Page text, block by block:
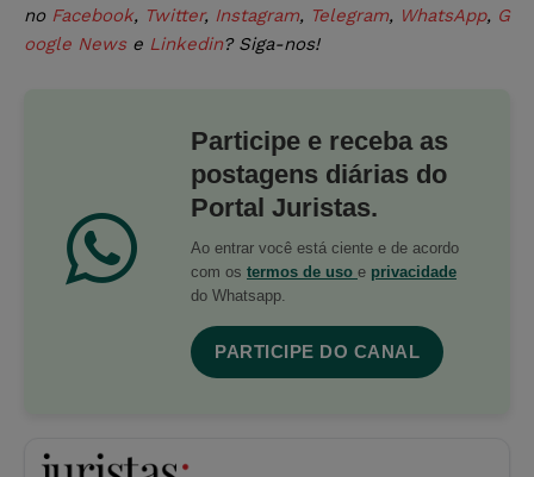
no Facebook, Twitter, Instagram, Telegram, WhatsApp, G
oogle Newse Linkedin? Siga-nos!
Participe e receba as
postagens diárias do
Portal Juristas.
Ao entrar você está ciente e de acordo
com os termos de uso e privacidade
do Whatsapp.
PARTICIPE DO CANAL